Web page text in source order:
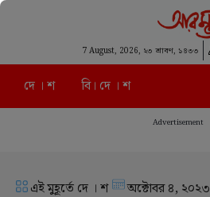
7 August, 2026, ২৩ শ্রাবণ, ১৪৩৩
দে । শ বি। দে । শ
Advertisement
এই মুহূর্তে দে । শ অক্টোবর ৪, ২০২৩